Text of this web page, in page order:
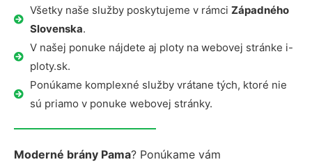
Všetky naše služby poskytujeme v rámci Západného
Slovenska.
V našej ponuke nájdete aj ploty na webovej stránke i-
ploty.sk.
Ponúkame komplexné služby vrátane tých, ktoré nie
sú priamo v ponuke webovej stránky.
Moderné brány Pama? Ponúkame vám